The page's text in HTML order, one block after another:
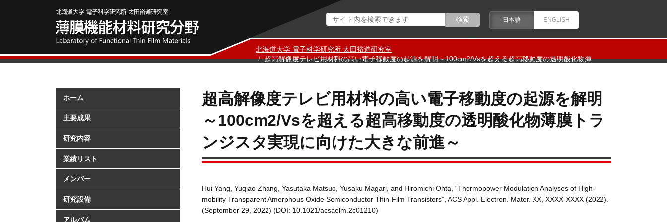
日本語 ENGLISH
北海道大学 電子科学研究所 太田裕道研究室
超高解像度テレビ用材料の高い電子移動度の起源を解明～100cm2/Vsを超える超高移動度の透明酸化物薄
超高解像度テレビ用材料の高い電子移動度の起源を解明
～100cm2/Vsを超える超高移動度の透明酸化物薄膜トラ
ンジスタ実現に向けた大きな前進～
Hui Yang, Yuqiao Zhang, Yasutaka Matsuo, Yusaku Magari, and Hiromichi Ohta, “Thermopower Modulation Analyses of High-
mobility Transparent Amorphous Oxide Semiconductor Thin-Film Transistors”, ACS Appl. Electron. Mater. XX, XXXX-XXXX (2022).
(September 29, 2022) (DOI: 10.1021/acsaelm.2c01210)
ホーム
主要成果
研究内容
業績リスト
メンバー
研究設備
アルバム